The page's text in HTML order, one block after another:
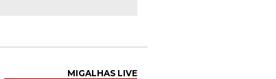
MIGALHAS LIVE